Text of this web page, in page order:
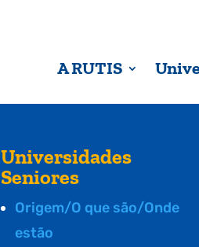
A RUTIS
Universidades
Seniores
Origem/O que são/Onde
estão